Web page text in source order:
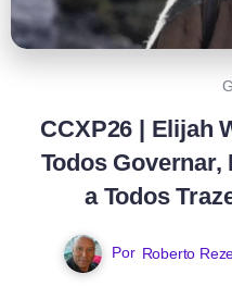
CCXP26 | Elijah
Todos
a Todos
Por Roberto